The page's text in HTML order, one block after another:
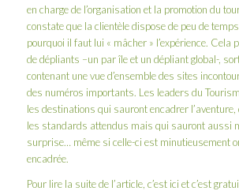
en charge de l’organisation et la promotion du
constate que la clientèle dispose de peu de
pourquoi il faut lui « mâcher » l’expérience. Cela
de dépliants –un par île et un dépliant global-,
contenant une vue d’ensemble des sites
des numéros importants. Les leaders du
les destinations qui sauront encadrer
les standards attendus mais qui sauront aussi
surprise… même si celle-ci est minutieusement
encadrée.
Pour lire la suite de l’article, c’est ici et c’est